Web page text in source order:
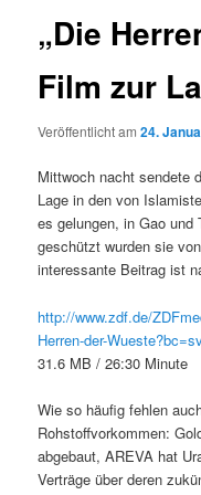
„Die
Film zur
Veröffentlicht am24.
Mittwoch nacht sendete
Lage in den von
es gelungen, in Gao
geschützt wurden sie
interessante Beitrag ist
http://www.zdf.de/
Herren-der-
31.6 MB / 26:30 Minute
Wie so häufig fehlen
Rohstoffvorkommen:
abgebaut, AREVA hat
Verträge über deren